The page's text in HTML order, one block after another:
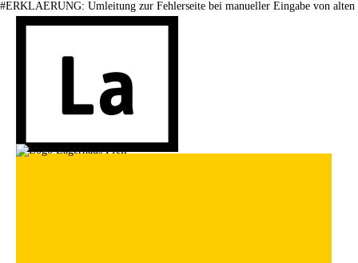
#ERKLAERUNG: Umleitung zur Fehlerseite bei manueller Eingabe von alten